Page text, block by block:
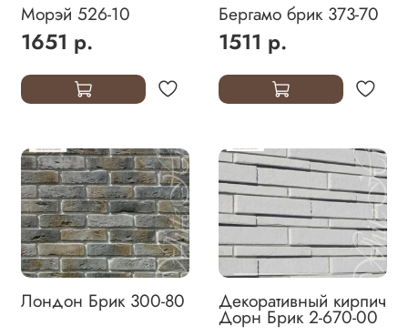
Морэй 526-10
1651 р.
Бергамо брик 373-70
1511 р.
Лондон Брик 300-80 Декоративный кирпич
Дорн Брик 2-670-00